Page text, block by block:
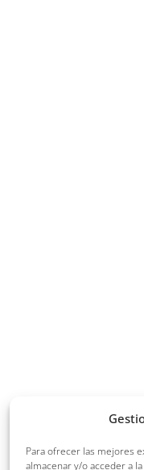
Para ofrecer las mejores
almacenar y/o acceder a